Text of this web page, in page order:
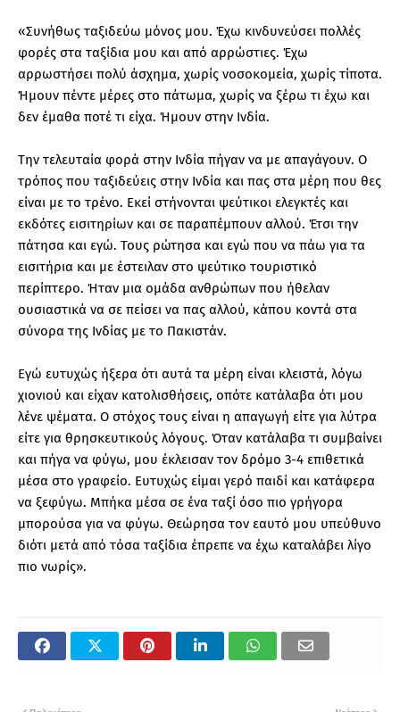
«Συνήθως ταξιδεύω μόνος μου. Έχω κινδυνεύσει πολλές
φορές στα ταξίδια μου και από αρρώστιες. Έχω
αρρωστήσει πολύ άσχημα, χωρίς νοσοκομεία, χωρίς τίποτα.
Ήμουν πέντε μέρες στο πάτωμα, χωρίς να ξέρω τι έχω και
δεν έμαθα ποτέ τι είχα. Ήμουν στην Ινδία.
Την τελευταία φορά στην Ινδία πήγαν να με απαγάγουν. Ο
τρόπος που ταξιδεύεις στην Ινδία και πας στα μέρη που θες
είναι με το τρένο. Εκεί στήνονται ψεύτικοι ελεγκτές και
εκδότες εισιτηρίων και σε παραπέμπουν αλλού. Έτσι την
πάτησα και εγώ. Τους ρώτησα και εγώ που να πάω για τα
εισιτήρια και με έστειλαν στο ψεύτικο τουριστικό
περίπτερο. Ήταν μια ομάδα ανθρώπων που ήθελαν
ουσιαστικά να σε πείσει να πας αλλού, κάπου κοντά στα
σύνορα της Ινδίας με το Πακιστάν.
Εγώ ευτυχώς ήξερα ότι αυτά τα μέρη είναι κλειστά, λόγω
χιονιού και είχαν κατολισθήσεις, οπότε κατάλαβα ότι μου
λένε ψέματα. Ο στόχος τους είναι η απαγωγή είτε για λύτρα
είτε για θρησκευτικούς λόγους. Όταν κατάλαβα τι συμβαίνει
και πήγα να φύγω, μου έκλεισαν τον δρόμο 3-4 επιθετικά
μέσα στο γραφείο. Ευτυχώς είμαι γερό παιδί και κατάφερα
να ξεφύγω. Μπήκα μέσα σε ένα ταξί όσο πιο γρήγορα
μπορούσα για να φύγω. Θεώρησα τον εαυτό μου υπεύθυνο
διότι μετά από τόσα ταξίδια έπρεπε να έχω καταλάβει λίγο
πιο νωρίς».